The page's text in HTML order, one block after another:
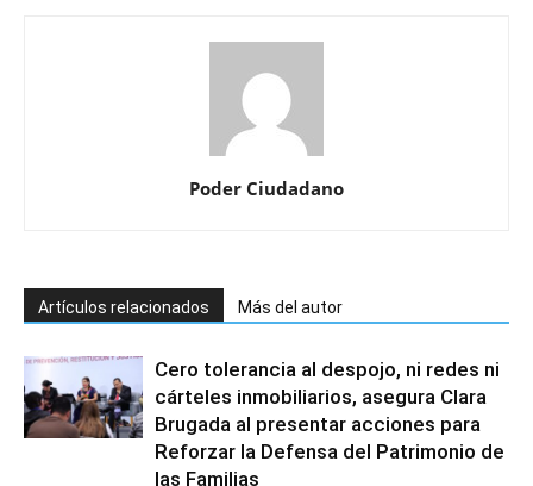
Poder Ciudadano
Artículos relacionados Más del autor
Cero tolerancia al despojo, ni redes ni
cárteles inmobiliarios, asegura Clara
Brugada al presentar acciones para
Reforzar la Defensa del Patrimonio de
las Familias